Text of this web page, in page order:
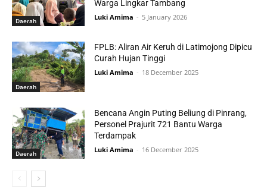
Daerah
Warga Lingkar Tambang
Luki Amima - 5 January 2026
Daerah
FPLB: Aliran Air Keruh di Latimojong Dipicu
Curah Hujan Tinggi
Luki Amima - 18 December 2025
Daerah
Bencana Angin Puting Beliung di Pinrang,
Personel Prajurit 721 Bantu Warga
Terdampak
Luki Amima - 16 December 2025